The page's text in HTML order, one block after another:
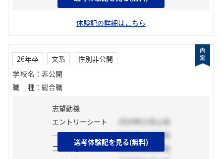
体験記の詳細はこちら
26年卒 文系
性別非公開
学校名 ： 非公開
職種 ： 総合職
志望動機
エントリーシート
2024年11月上旬
一次選考
2024年11月下旬
二次選考
2024年12月中旬
選考体験記を見る(無料)